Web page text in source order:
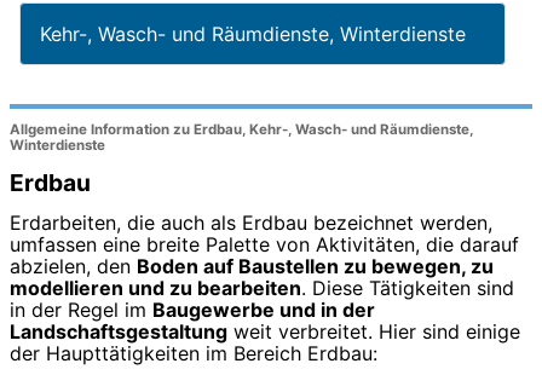
Kehr-, Wasch- und Räumdienste, Winterdienste
Allgemeine Information zu Erdbau, Kehr-, Wasch- und Räumdienste,
Winterdienste
Erdbau
Erdarbeiten, die auch als Erdbau bezeichnet werden,
umfassen eine breite Palette von Aktivitäten, die darauf
abzielen, den Boden auf Baustellen zu bewegen, zu
modellieren und zu bearbeiten. Diese Tätigkeiten sind
in der Regel im Baugewerbe und in der
Landschaftsgestaltung weit verbreitet. Hier sind einige
der Haupttätigkeiten im Bereich Erdbau: